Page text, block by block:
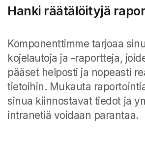
Hanki räätälöityjä
Komponenttimme tarjoaa
kojelautoja ja -raportteja,
pääset helposti ja nopeasti
tietoihin. Mukauta
sinua kiinnostavat tiedot ja
intranetiä voidaan parantaa.